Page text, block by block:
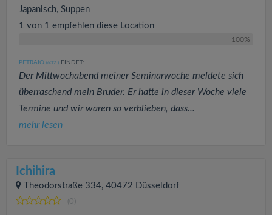
Japanisch, Suppen
1 von 1 empfehlen diese Location
100%
PETRAIO (632 ) FINDET:
Der Mittwochabend meiner Seminarwoche meldete sich
überraschend mein Bruder. Er hatte in dieser Woche viele
Termine und wir waren so verblieben, dass...
mehr lesen
Ichihira
Theodorstraße 334, 40472 Düsseldorf
(0)